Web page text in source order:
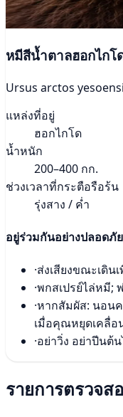
หมีสีน้ำตาลฮอกไกโ
Ursus arctos
แหล่งที่อยู่
ฮอกไกโด
น้ำหนัก
200–400 กก.
ช่วงเวลาที่กระตือรือร้น
รุ่งสาง / ค่ำ
อยู่ร่วมกันอย่างปลอดภัย
·ส่งเสียงขณะเดิน
·พกสเปรย์ไล่หมี;
·หากสัมผัส: นอน
เมื่อคุณหยุดเคลื่อ
·อย่าวิ่ง อย่าปีนต้
รายการตรวจ